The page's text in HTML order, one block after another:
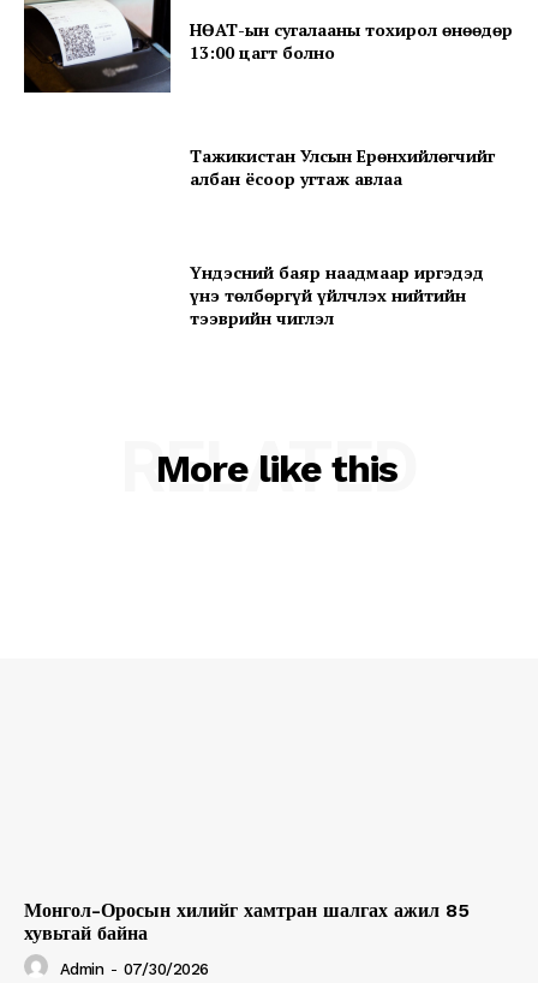
Magazine PRO
Company
НӨАТ-ын сугалааны тохирол өнөөдөр
13:00 цагт болно
Тажикистан Улсын Ерөнхийлөгчийг
албан ёсоор угтаж авлаа
Үндэсний баяр наадмаар иргэдэд
үнэ төлбөргүй үйлчлэх нийтийн
тээврийн чиглэл
More like this
RELATED
Монгол-Оросын хилийг хамтран шалгах ажил 85
хувьтай байна
Admin - 07/30/2026